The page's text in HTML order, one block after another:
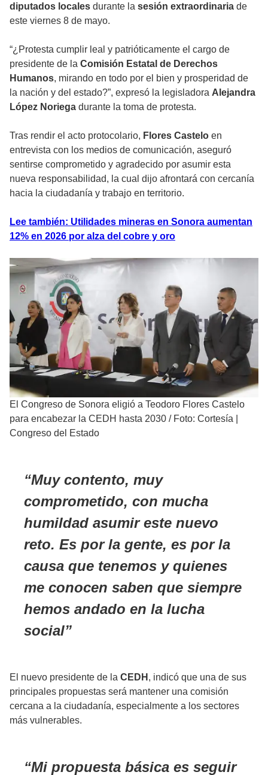
diputados locales durante la sesión extraordinaria de
este viernes 8 de mayo.
“¿Protesta cumplir leal y patrióticamente el cargo de
presidente de la Comisión Estatal de Derechos
Humanos, mirando en todo por el bien y prosperidad de
la nación y del estado?”, expresó la legisladora Alejandra
López Noriega durante la toma de protesta.
Tras rendir el acto protocolario, Flores Castelo en
entrevista con los medios de comunicación, aseguró
sentirse comprometido y agradecido por asumir esta
nueva responsabilidad, la cual dijo afrontará con cercanía
hacia la ciudadanía y trabajo en territorio.
Lee también: Utilidades mineras en Sonora aumentan
12% en 2026 por alza del cobre y oro
El Congreso de Sonora eligió a Teodoro Flores Castelo
para encabezar la CEDH hasta 2030 / Foto: Cortesía |
Congreso del Estado
Muy contento, muy
comprometido, con mucha
humildad asumir este nuevo
reto. Es por la gente, es por la
causa que tenemos y quienes
me conocen saben que siempre
hemos andado en la lucha
social
El nuevo presidente de la CEDH , indicó que una de sus
principales propuestas será mantener una comisión
cercana a la ciudadanía, especialmente a los sectores
más vulnerables.
Mi propuesta básica es seguir